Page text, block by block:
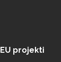
EU projekti